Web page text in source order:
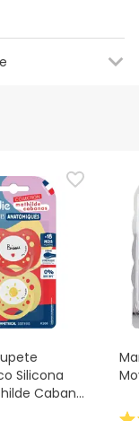
dla tego
do
międzyczasie
dotyczącymi
przed jego
jeśli chcesz,
zgodnie z
Silicona
Cabana